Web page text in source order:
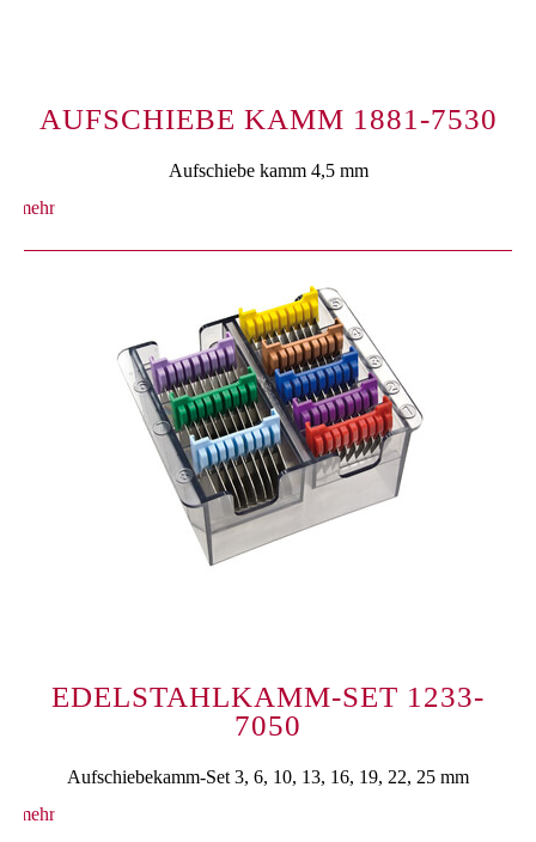
AUFSCHIEBE KAMM 1881-7530
Aufschiebe kamm 4,5 mm
mehr
EDELSTAHLKAMM-SET 1233-
7050
Aufschiebekamm-Set 3, 6, 10, 13, 16, 19, 22, 25 mm
mehr